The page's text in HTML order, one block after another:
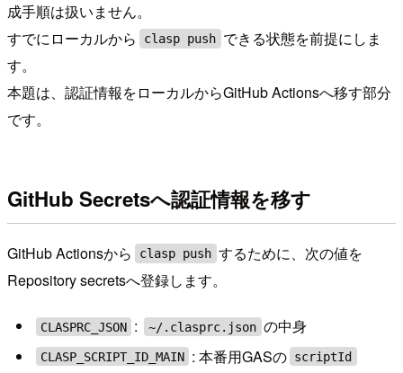
成手順は扱いません。
すでにローカルから
clasp push できる状態を前提にしま
す。
本題は、認証情報をローカルからGitHub Actionsへ移す部分
です。
GitHub Secretsへ認証情報を移す
GitHub Actionsから clasp push するために、次の値を
Repository secretsへ登録します。
CLASPRC_JSON : ~/.clasprc.json の中身
CLASP_SCRIPT_ID_MAIN : 本番用GASの scriptId